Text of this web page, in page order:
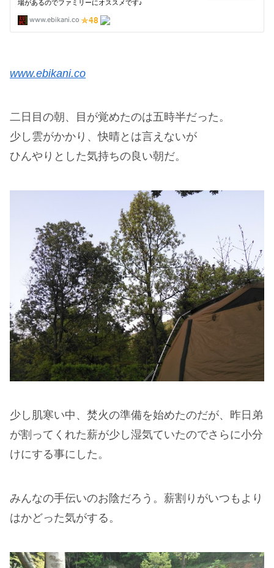
www.ebikani.co
二日目の朝、目が覚めたのは五時半だった。
少し雲がかかり、快晴とは言えないが
ひんやりとした気持ちの良い朝だ。
少し肌寒い中、焚火の準備を始めたのだが、昨日弟
が割ってくれた薪が少し湿気ていたのでさらに小分
けにする事にした。
みんなの手伝いのお陰だろう。薪割りがいつもより
はかどった気がする。